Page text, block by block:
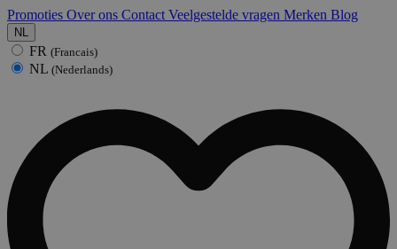
Promoties Over ons Contact Veelgestelde vragen Merken Blog
NL
FR (Francais)
NL (Nederlands)